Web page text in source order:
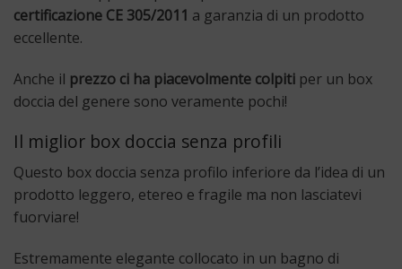
certificazione CE 305/2011 a garanzia di un prodotto
eccellente.
Anche il prezzo ci ha piacevolmente colpiti per un box
doccia del genere sono veramente pochi!
Il miglior box doccia senza profili
Questo box doccia senza profilo inferiore da l’idea di un
prodotto leggero, etereo e fragile ma non lasciatevi
fuorviare!
Estremamente elegante collocato in un bagno di